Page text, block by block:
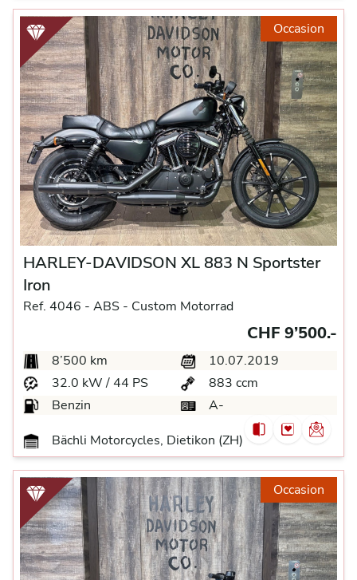
Occasion
HARLEY-DAVIDSON XL 883 N Sportster
Iron
Ref. 4046 - ABS - Custom Motorrad
CHF 9’500.-
8’500 km
10.07.2019
32.0 kW / 44 PS
883 ccm
Benzin
A-
Bächli Motorcycles, Dietikon (ZH)
Occasion